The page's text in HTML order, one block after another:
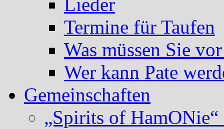
Termine für Taufen
Was müssen Sie
Wer kann Pate
Gemeinschaften
„Spirits of HamONie“